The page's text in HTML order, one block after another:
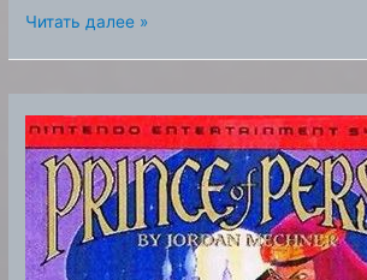
Черный
против
Антиплаща
[RUS]
Читать далее »